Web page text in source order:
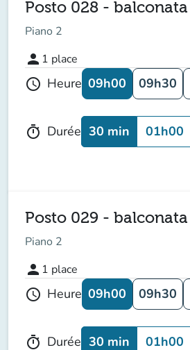
Posto 028 - balconata
Piano 2
person 1 place
schedule Heure 09h00 09h30
timer Durée 30 min 01h00
Posto 029 - balconata
Piano 2
person 1 place
schedule Heure 09h00 09h30
timer Durée 30 min 01h00